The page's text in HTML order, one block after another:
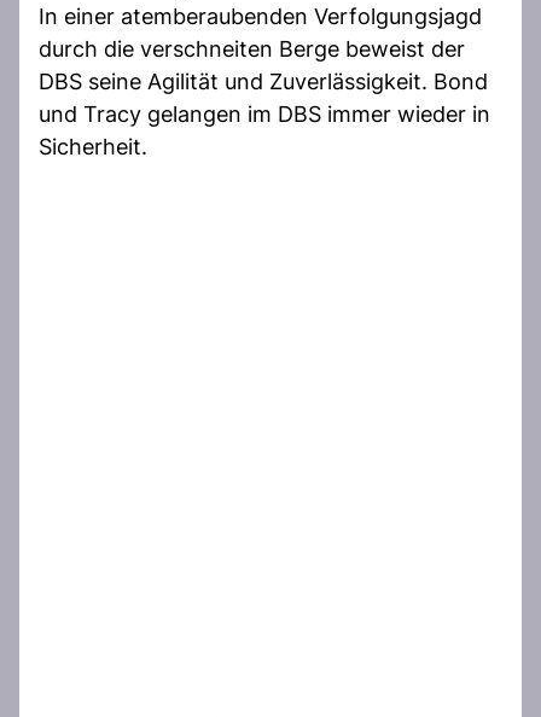
In einer atemberaubenden Verfolgungsjagd
durch die verschneiten Berge beweist der
DBS seine Agilität und Zuverlässigkeit. Bond
und Tracy gelangen im DBS immer wieder in
Sicherheit.